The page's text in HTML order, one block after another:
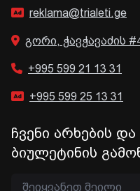
reklama@trialeti.ge
გორი, ჭავჭავაძის
+995 599 21 13 31
+995 599 25 13 31
ჩვენი არხების
ბიულეტინის